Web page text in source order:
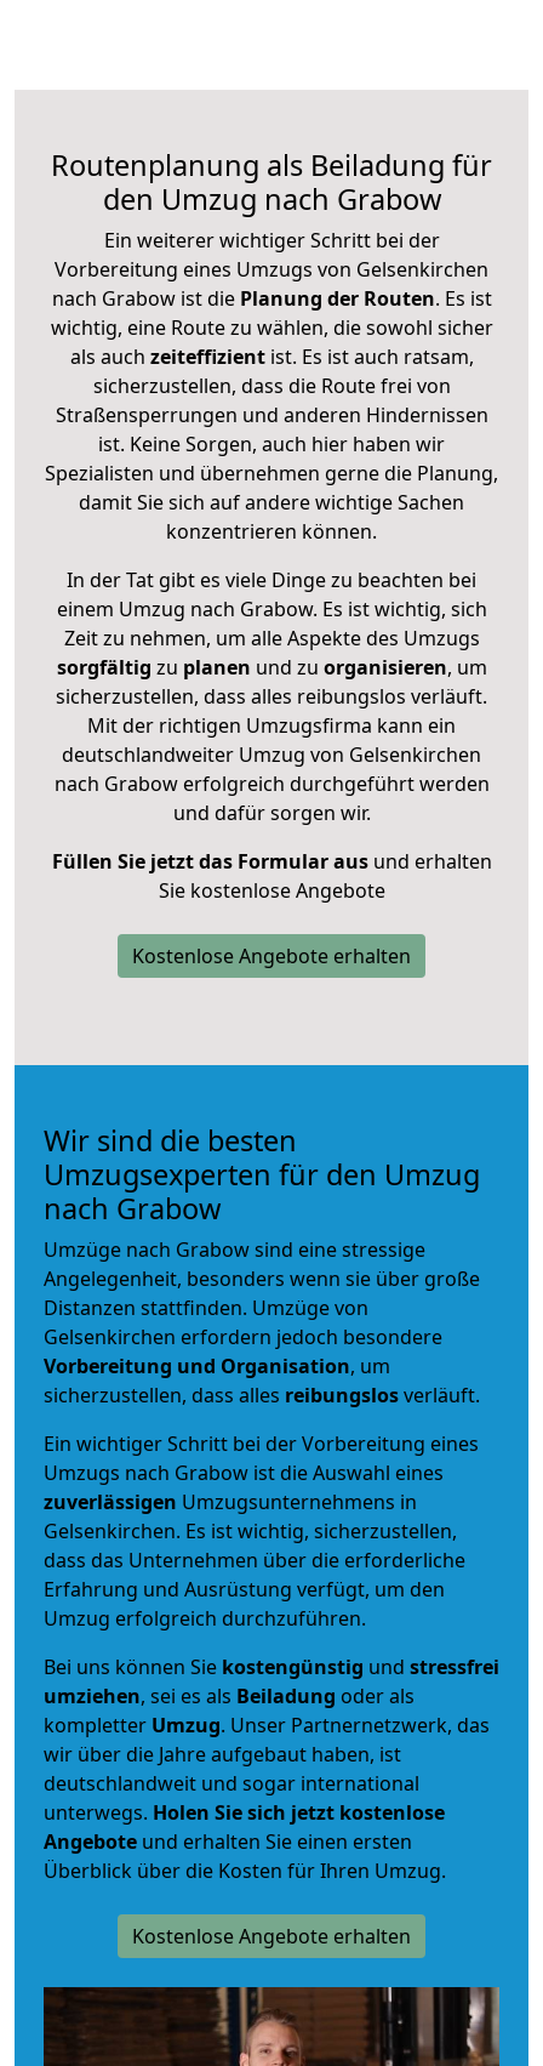
Routenplanung als Beiladung für
den Umzug nach Grabow
Ein weiterer wichtiger Schritt bei der
Vorbereitung eines Umzugs von Gelsenkirchen
nach Grabow ist diePlanung der Routen. Es ist
wichtig, eine Route zu wählen, die sowohl sicher
als auch zeiteffizientist. Es ist auch ratsam,
sicherzustellen, dass die Route frei von
Straßensperrungen und anderen Hindernissen
ist. Keine Sorgen, auch hier haben wir
Spezialisten und übernehmen gerne die Planung,
damit Sie sich auf andere wichtige Sachen
konzentrieren können.
In der Tat gibt es viele Dinge zu beachten bei
einem Umzug nach Grabow. Es ist wichtig, sich
Zeit zu nehmen, um alle Aspekte des Umzugs
sorgfältig zu planen und zu organisieren, um
sicherzustellen, dass alles reibungslos verläuft.
Mit der richtigen Umzugsfirma kann ein
deutschlandweiter Umzug von Gelsenkirchen
nach Grabow erfolgreich durchgeführt werden
und dafür sorgen wir.
Füllen Sie jetzt das Formular ausund erhalten
Sie kostenlose Angebote
Kostenlose Angebote erhalten
Wir sind die besten
Umzugsexperten für den Umzug
nach Grabow
Umzüge nach Grabow sind eine stressige
Angelegenheit, besonders wenn sie über große
Distanzen stattfinden. Umzüge von
Gelsenkirchen erfordern jedoch besondere
Vorbereitung und Organisation, um
sicherzustellen, dass alles reibungslosverläuft.
Ein wichtiger Schritt bei der Vorbereitung eines
Umzugs nach Grabow ist die Auswahl eines
zuverlässigen Umzugsunternehmens in
Gelsenkirchen. Es ist wichtig, sicherzustellen,
dass das Unternehmen über die erforderliche
Erfahrung und Ausrüstung verfügt, um den
Umzug erfolgreich durchzuführen.
Bei uns können Sie kostengünstig und stressfrei
umziehen, sei es als Beiladung oder als
kompletter Umzug. Unser Partnernetzwerk, das
wir über die Jahre aufgebaut haben, ist
deutschlandweit und sogar international
unterwegs. Holen Sie sich jetzt kostenlose
Angebote und erhalten Sie einen ersten
Überblick über die Kosten für Ihren Umzug.
Kostenlose Angebote erhalten